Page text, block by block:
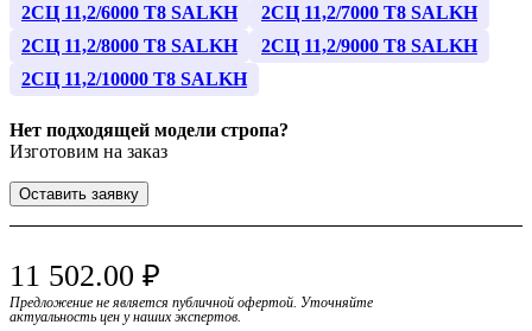
2СЦ 11,2/6000 Т8 SALKH
2СЦ 11,2/7000 Т8 SALKH
2СЦ 11,2/8000 Т8 SALKH
2СЦ 11,2/9000 Т8 SALKH
2СЦ 11,2/10000 Т8 SALKH
Нет подходящей модели стропа?
Изготовим на заказ
Оставить заявку
11 502.00 ₽
Предложение не является публичной офертой. Уточняйте
актуальность цен у наших экспертов.